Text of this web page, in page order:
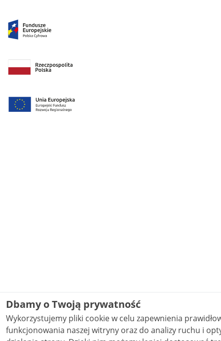
Dbamy o Twoją prywatność
Wykorzystujemy pliki cookie w celu zapewnienia
funkcjonowania naszej witryny oraz do analizy ruchu i